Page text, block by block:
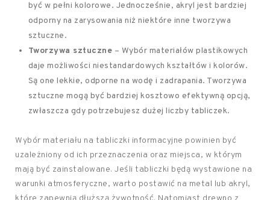
być w pełni kolorowe. Jednocześnie, akryl jest bardziej
odporny na zarysowania niż niektóre inne tworzywa
sztuczne.
Tworzywa sztuczne – Wybór materiałów plastikowych
daje możliwości niestandardowych kształtów i kolorów.
Są one lekkie, odporne na wodę i zadrapania. Tworzywa
sztuczne mogą być bardziej kosztowo efektywną opcją,
zwłaszcza gdy potrzebujesz dużej liczby tabliczek.
Wybór materiału na tabliczki informacyjne powinien być
uzależniony od ich przeznaczenia oraz miejsca, w którym
mają być zainstalowane. Jeśli tabliczki będą wystawione na
warunki atmosferyczne, warto postawić na metal lub akryl,